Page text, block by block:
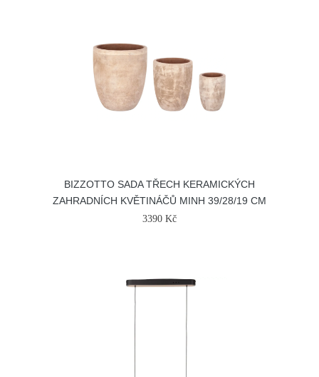
BIZZOTTO SADA TŘECH KERAMICKÝCH
ZAHRADNÍCH KVĚTINÁČŮ MINH 39/28/19 CM
3390 Kč